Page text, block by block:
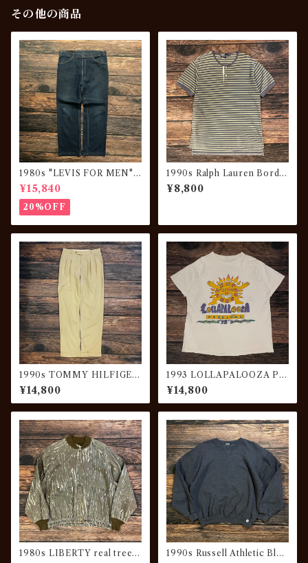
その他の商品
1980s "LEVIS FOR MEN"
Denim Pants
¥15,840
20%OFF
1990s Ralph Lauren Borde
r Henley Tee
¥8,800
1990s TOMMY HILFIGER
Wool Gabardine Trousers
¥14,800
1993 LOLLAPALOOZA Pri
nt Tee
¥14,800
1980s LIBERTY real tree c
1990s Russell Athletic Blan